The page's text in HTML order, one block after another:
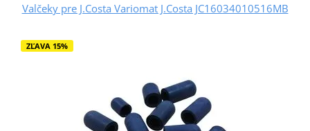
Valčeky pre J.Costa Variomat J.Costa JC16034010516MB
ZĽAVA 15%